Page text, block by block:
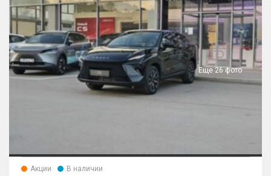
Еще 26 фото
Акции В наличии